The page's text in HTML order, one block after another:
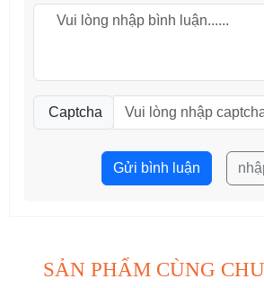
Captcha
Gửi bình luận
SẢN PHẨM CÙNG